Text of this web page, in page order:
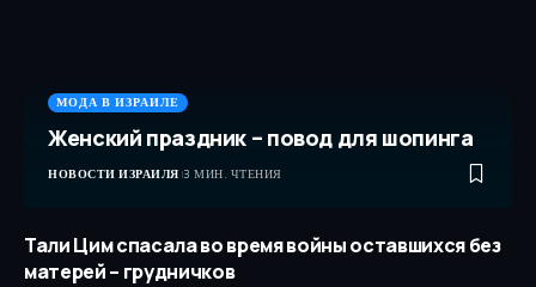
МОДА В ИЗРАИЛЕ
Женский праздник – повод для шопинга
НОВОСТИ ИЗРАИЛЯ 3 МИН. ЧТЕНИЯ
Тали Цим спасала во время войны оставшихся без
матерей – грудничков